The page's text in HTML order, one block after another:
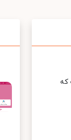
که